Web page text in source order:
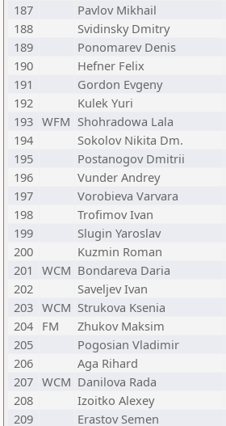
187
Pavlov Mikhail
188
Svidinsky Dmitry
189
Ponomarev Denis
190
Hefner Felix
191
Gordon Evgeny
192
Kulek Yuri
193 WFM Shohradowa Lala
194
Sokolov Nikita Dm.
195
Postanogov Dmitrii
196
Vunder Andrey
197
Vorobieva Varvara
198
Trofimov Ivan
199
Slugin Yaroslav
200
Kuzmin Roman
201
WCM Bondareva Daria
202
Saveljev Ivan
203 WCM Strukova Ksenia
204 FM Zhukov Maksim
205
Pogosian Vladimir
206
Aga Rihard
207 WCM Danilova Rada
208
Izoitko Alexey
209
Erastov Semen